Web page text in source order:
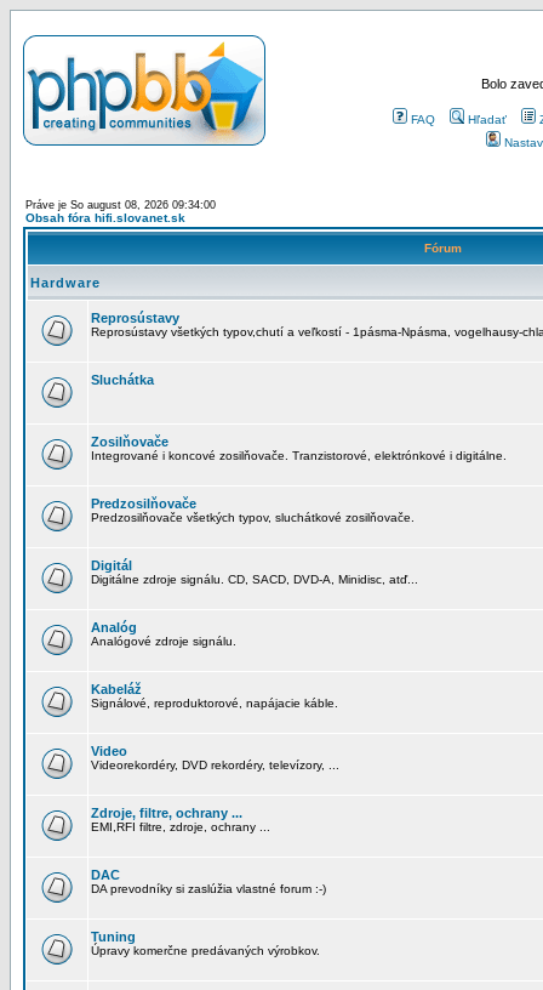
Bolo
FAQ Hľadať
Práve je So august 08, 2026 09:34:00
Obsah fóra hifi.slovanet.sk
Fórum
Hardware
Reprosústavy
Reprosústavy všetkých typov,chutí a veľkostí - 1pásma-Npásma, vogelhausy-
Sluchátka
Zosilňovače
Integrované i koncové zosilňovače. Tranzistorové, elektrónkové i digitálne.
Predzosilňovače
Predzosilňovače všetkých typov, sluchátkové zosilňovače.
Digitál
Digitálne zdroje signálu. CD, SACD, DVD-A, Minidisc, atď...
Analóg
Analógové zdroje signálu.
Kabeláž
Signálové, reproduktorové, napájacie káble.
Video
Videorekordéry, DVD rekordéry, televízory, ...
Zdroje, filtre, ochrany ...
EMI,RFI filtre, zdroje, ochrany ...
DAC
DA prevodníky si zaslúžia vlastné forum :-)
Tuning
Úpravy komerčne predávaných výrobkov.